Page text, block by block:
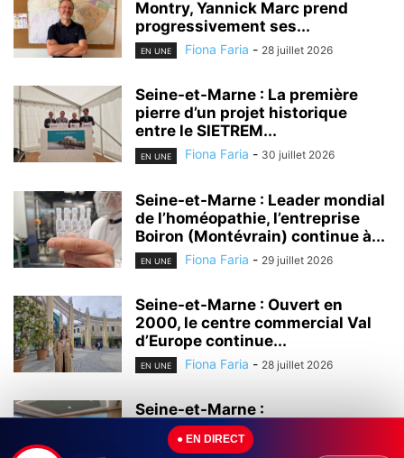
Montry, Yannick Marc prend
progressivement ses...
EN UNE Fiona Faria - 28 juillet 2026
Seine-et-Marne : La première
pierre d’un projet historique
entre le SIETREM...
EN UNE Fiona Faria - 30 juillet 2026
Seine-et-Marne : Leader mondial
de l’homéopathie, l’entreprise
Boiron (Montévrain) continue à...
EN UNE Fiona Faria - 29 juillet 2026
Seine-et-Marne : Ouvert en
2000, le centre commercial Val
d’Europe continue...
EN UNE Fiona Faria - 28 juillet 2026
Seine-et-Marne :
L’universitarisation du Grand
Hôpital de l’Est Francilien (GHEF)
● EN DIRECT